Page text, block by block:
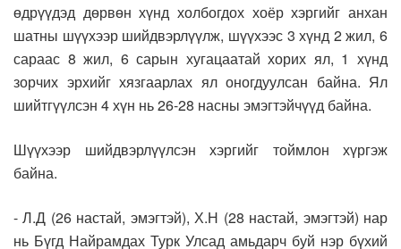
өдрүүдэд дөрвөн хүнд холбогдох хоёр хэргийг анхан
шатны шүүхээр шийдвэрлүүлж, шүүхээс 3 хүнд 2 жил, 6
сараас 8 жил, 6 сарын хугацаатай хорих ял, 1 хүнд
зорчих эрхийг хязгаарлах ял оногдуулсан байна. Ял
шийтгүүлсэн 4 хүн нь 26-28 насны эмэгтэйчүүд байна.
Шүүхээр шийдвэрлүүлсэн хэргийг тоймлон хүргэж
байна.
- Л.Д (26 настай, эмэгтэй), Х.Н (28 настай, эмэгтэй) нар
нь Бүгд Найрамдах Турк Улсад амьдарч буй нэр бүхий